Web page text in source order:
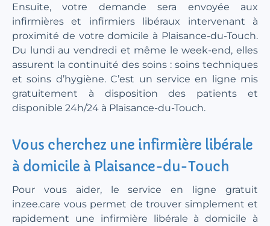
Ensuite, votre demande sera envoyée aux
infirmières et infirmiers libéraux intervenant à
proximité de votre domicile à Plaisance-du-Touch.
Du lundi au vendredi et même le week-end, elles
assurent la continuité des soins : soins techniques
et soins d’hygiène. C’est un service en ligne mis
gratuitement à disposition des patients et
disponible 24h/24 à Plaisance-du-Touch.
Vous cherchez une infirmière libérale
à domicile à Plaisance-du-Touch
Pour vous aider, le service en ligne gratuit
inzee.care vous permet de trouver simplement et
rapidement une infirmière libérale à domicile à